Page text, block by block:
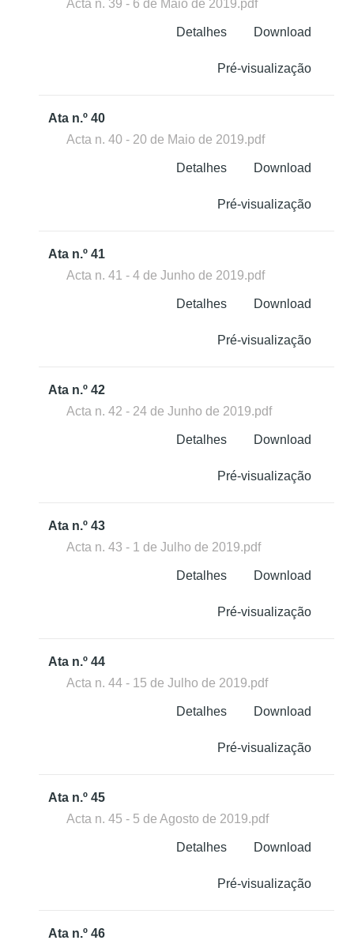
Acta n. 39 - 6 de Maio de 2019.pdf
Download
Detalhes
Pré-visualização
Ata n.º 40
Acta n. 40 - 20 de Maio de 2019.pdf
Download
Detalhes
Pré-visualização
Ata n.º 41
Acta n. 41 - 4 de Junho de 2019.pdf
Download
Detalhes
Pré-visualização
Ata n.º 42
Acta n. 42 - 24 de Junho de 2019.pdf
Download
Detalhes
Pré-visualização
Ata n.º 43
Acta n. 43 - 1 de Julho de 2019.pdf
Download
Detalhes
Pré-visualização
Ata n.º 44
Acta n. 44 - 15 de Julho de 2019.pdf
Download
Detalhes
Pré-visualização
Ata n.º 45
Acta n. 45 - 5 de Agosto de 2019.pdf
Download
Detalhes
Pré-visualização
Ata n.º 46